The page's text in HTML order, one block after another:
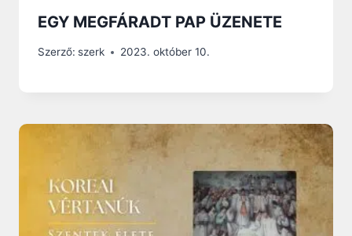
EGY MEGFÁRADT PAP ÜZENETE
Szerző: szerk 2023. október 10.